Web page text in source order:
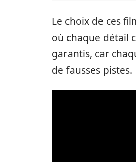
Le choix de ces
où chaque détail
garantis, car
de fausses pistes.